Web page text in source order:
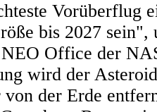
Vorüberflug
bis 2027 sein",
NEO Office der
wird der
der Erde